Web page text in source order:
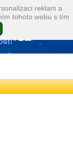
reklam a
tohoto webu s tím